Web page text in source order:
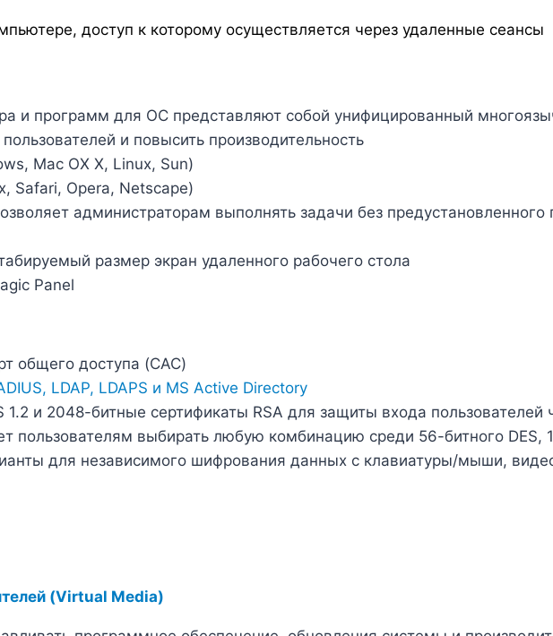
доступ к которому осуществляется через удаленные сеансы
и программ для ОС представляют собой унифицированный
и повысить производительность
Mac OX X, Linux, Sun)
Safari, Opera, Netscape)
администраторам выполнять задачи без
размер экран удаленного рабочего стола
Panel
общего доступа (CAC)
LDAP, LDAPS и MS Active Directory
и 2048-битные сертификаты RSA для защиты входа пользователей
пользователям выбирать любую комбинацию среди 56-битного DES,
для независимого шифрования данных с клавиатуры/мыши,
(Virtual Media)